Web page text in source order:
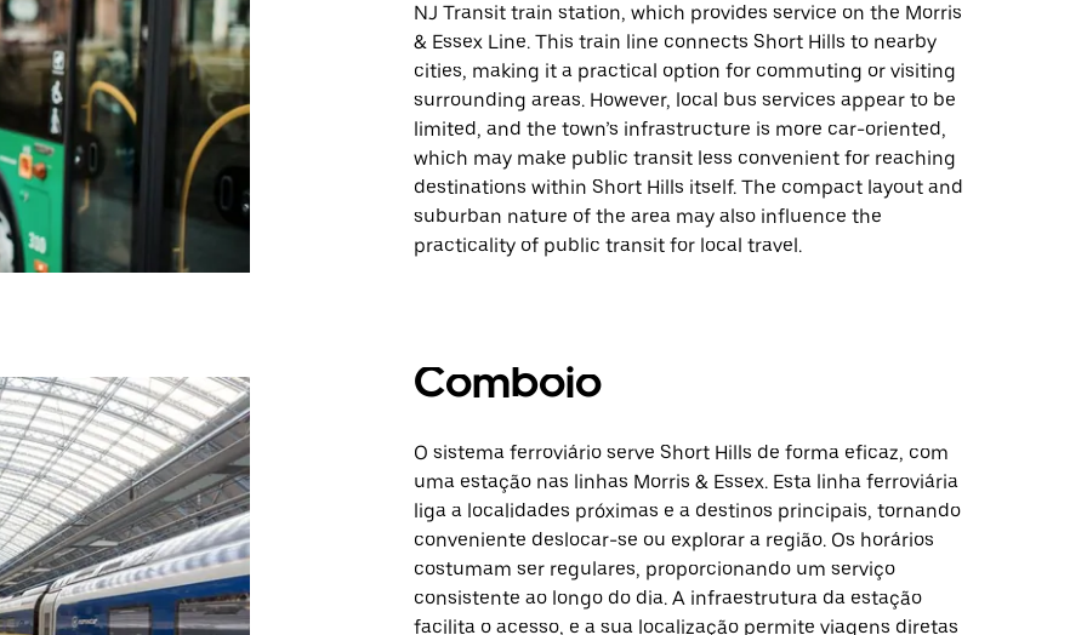
NJ Transit train station, which provides service on the Morris
& Essex Line. This train line connects Short Hills to nearby
cities, making it a practical option for commuting or visiting
surrounding areas. However, local bus services appear to be
limited, and the town’s infrastructure is more car-oriented,
which may make public transit less convenient for reaching
destinations within Short Hills itself. The compact layout and
suburban nature of the area may also influence the
practicality of public transit for local travel.
Comboio
O sistema ferroviário serve Short Hills de forma eficaz, com
uma estação nas linhas Morris & Essex. Esta linha ferroviária
liga a localidades próximas e a destinos principais, tornando
conveniente deslocar-se ou explorar a região. Os horários
costumam ser regulares, proporcionando um serviço
consistente ao longo do dia. A infraestrutura da estação
facilita o acesso, e a sua localização permite viagens diretas